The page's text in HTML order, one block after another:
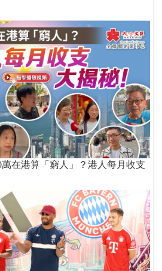
萬在港算「窮人」？港人每月收支